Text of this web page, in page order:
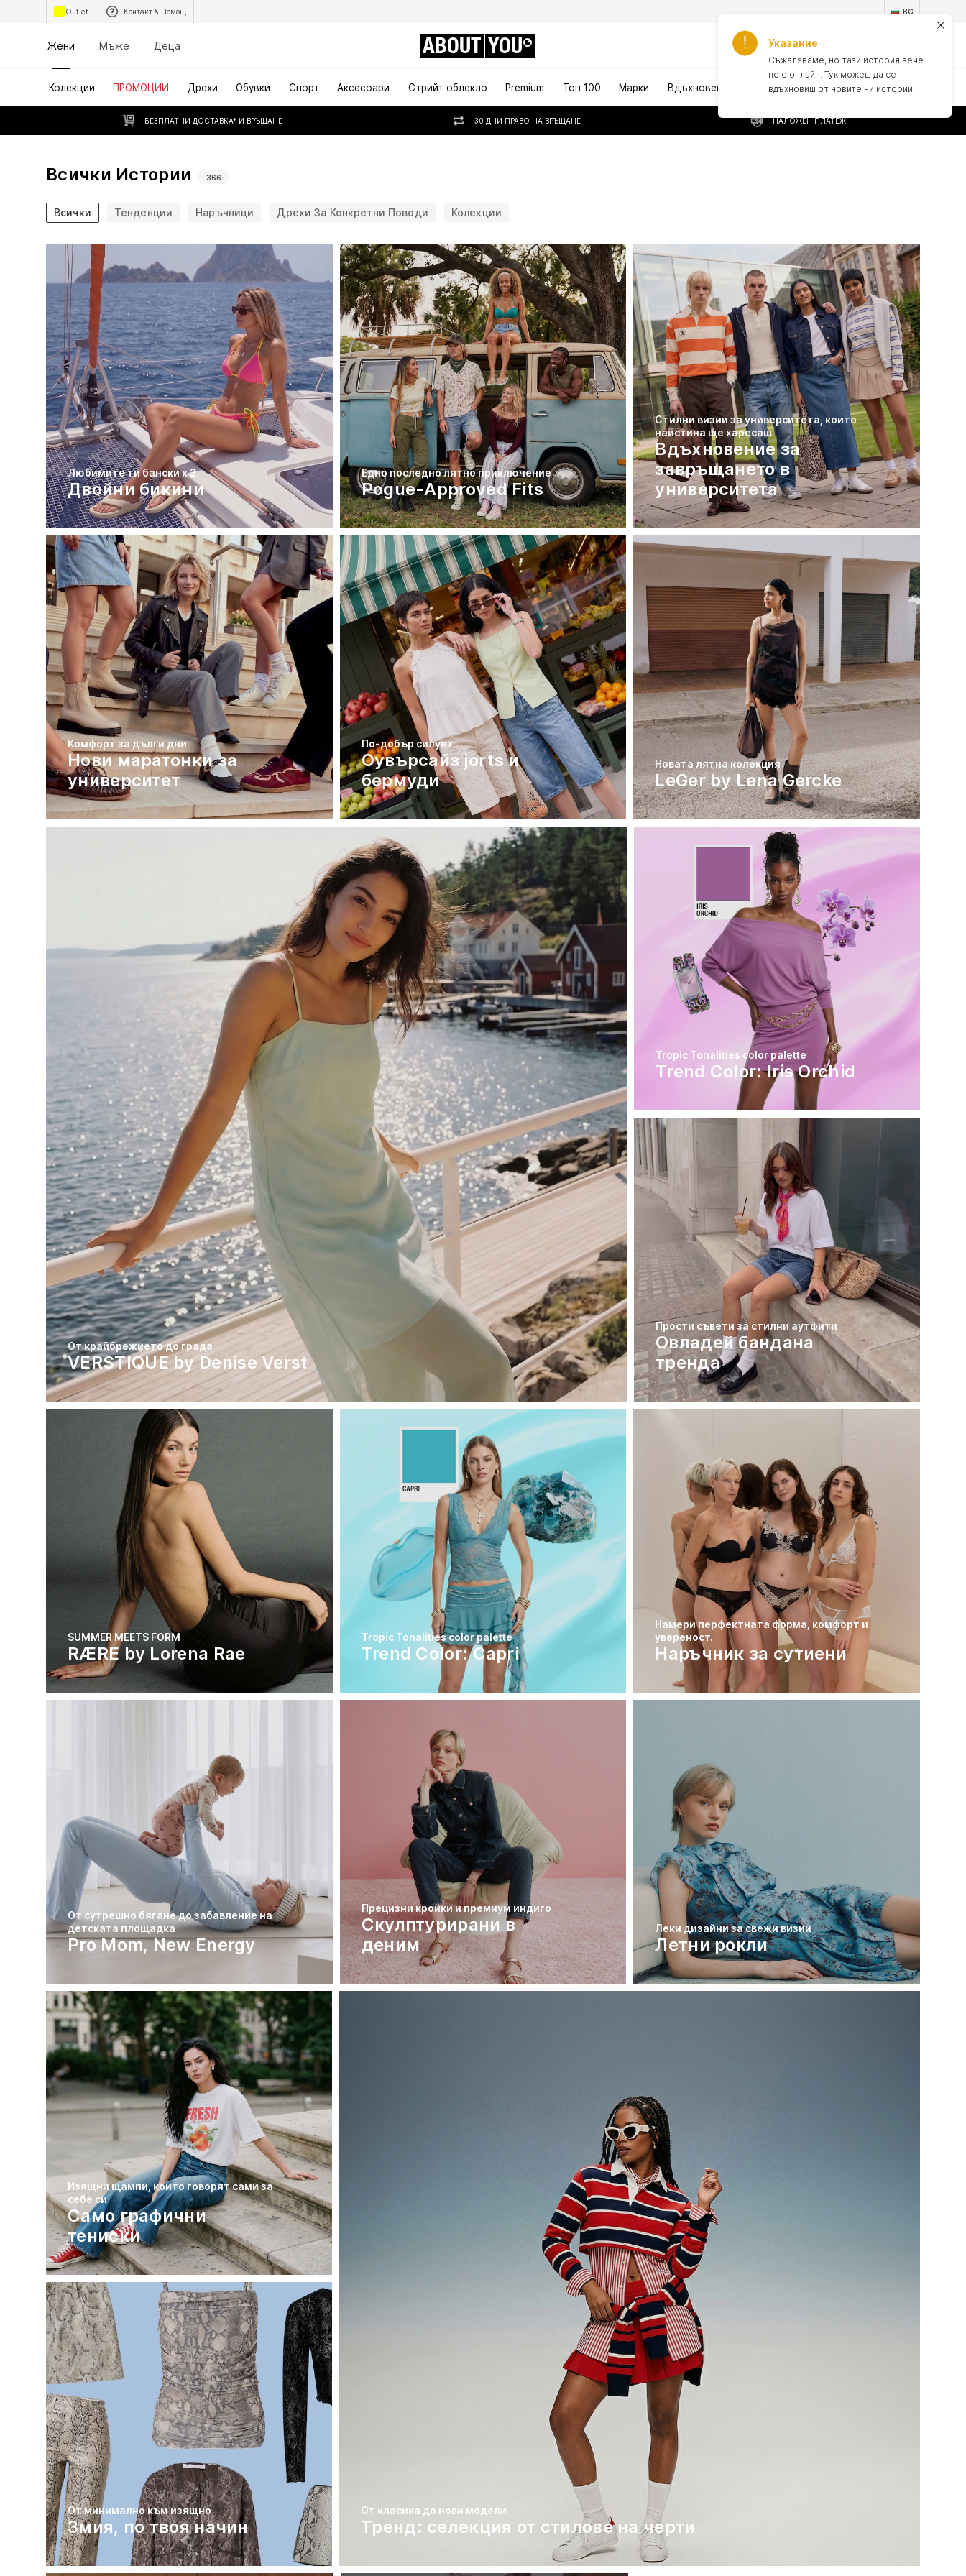
Outlet Контакт & Помощ BG
Жени Мъже Деца ABOUT YOU
Колекции ПРОМОЦИИ Дрехи Обувки Спорт Аксесоари Стрийт облекло Premium Топ 100 Марки Вдъхновение
БЕЗПЛАТНИ ДОСТАВКА* И ВРЪЩАНЕ 30 ДНИ ПРАВО НА ВРЪЩАНЕ НАЛОЖЕН ПЛАТЕЖ
Всички Истории 366
Всички Тенденции Наръчници Дрехи За Конкретни Поводи Колекции
Любимите ти бански х 2
Двойни бикини
Едно последно лятно приключение
Pogue-Approved Fits
Стилни визии за университета, които
наистина ще харесаш
Вдъхновение за
завръщането в
университета
Комфорт за дълги дни
Нови маратонки за
университет
По-добър силует
Оувърсайз jorts и
бермуди
Новата лятна колекция
LeGer by Lena Gercke
Tropic Tonalities color palette
Trend Color: Iris Orchid
Прости съвети за стилни аутфити
Овладей бандана
тренда
От крайбрежието до града
VERSTIQUE by Denise Verst
SUMMER MEETS FORM
RÆRE by Lorena Rae
Tropic Tonalities color palette
Trend Color: Capri
Намери перфектната форма, комфорт и
увереност.
Наръчник за сутиени
От сутрешно бягане до забавление на
детската площадка
Pro Mom, New Energy
Прецизни кройки и премиум индиго
Скулптурирани в
деним
Леки дизайни за свежи визии
Летни рокли
Изящни щампи, които говорят сами за
себе си
Само графични
тениски
От минимално към изящно
Змия, по твоя начин
От класика до нови модели
Тренд: селекция от стилове на черти
Указание
Съжаляваме, но тази история вече
не е онлайн. Тук можеш да се
вдъхновиш от новите ни истории.